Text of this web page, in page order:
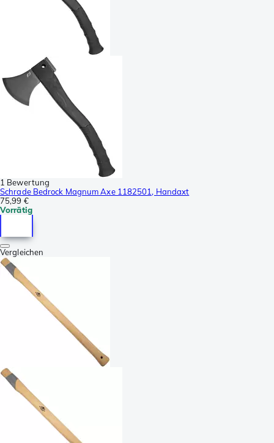
1 Bewertung
Schrade Bedrock Magnum Axe 1182501, Handaxt
75,99 €
Vorrätig
Vergleichen